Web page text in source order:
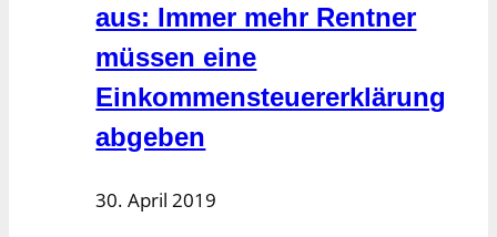
aus: Immer mehr Rentner
müssen eine
Einkommensteuererklärung
abgeben
30. April 2019